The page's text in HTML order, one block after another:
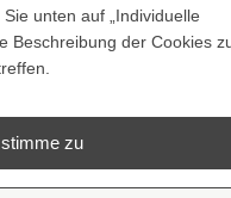
unten auf „Individuelle
Beschreibung der Cookies
zu